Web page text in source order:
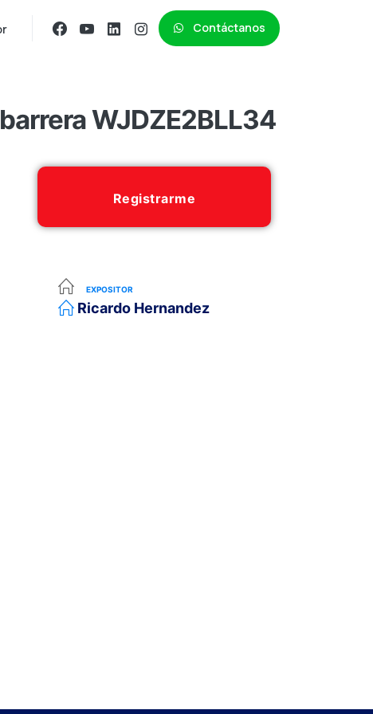
Contáctanos
WJDZE2BLL34
Registrarme
EXPOSITOR
Ricardo Hernandez